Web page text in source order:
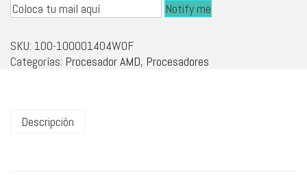
Notify me
SKU: 100-100001404WOF
Categorías: Procesador AMD, Procesadores
Descripción